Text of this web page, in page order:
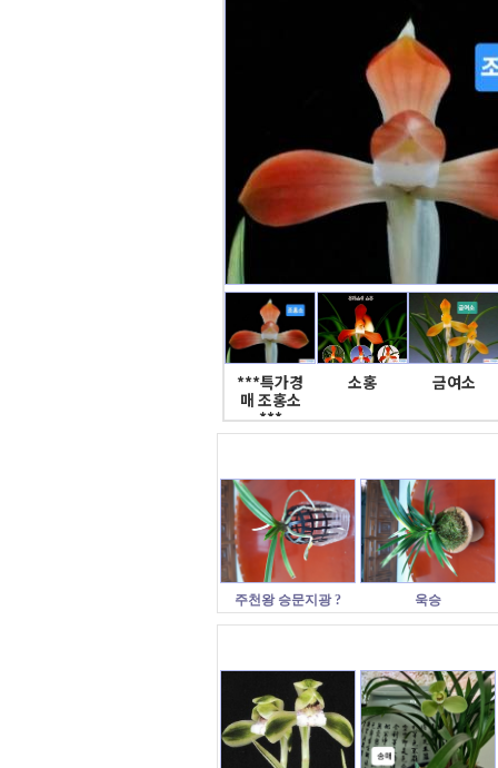
***특가경
매 조홍소
***
소홍 금여소
주천왕 승문지광 ? 욱승